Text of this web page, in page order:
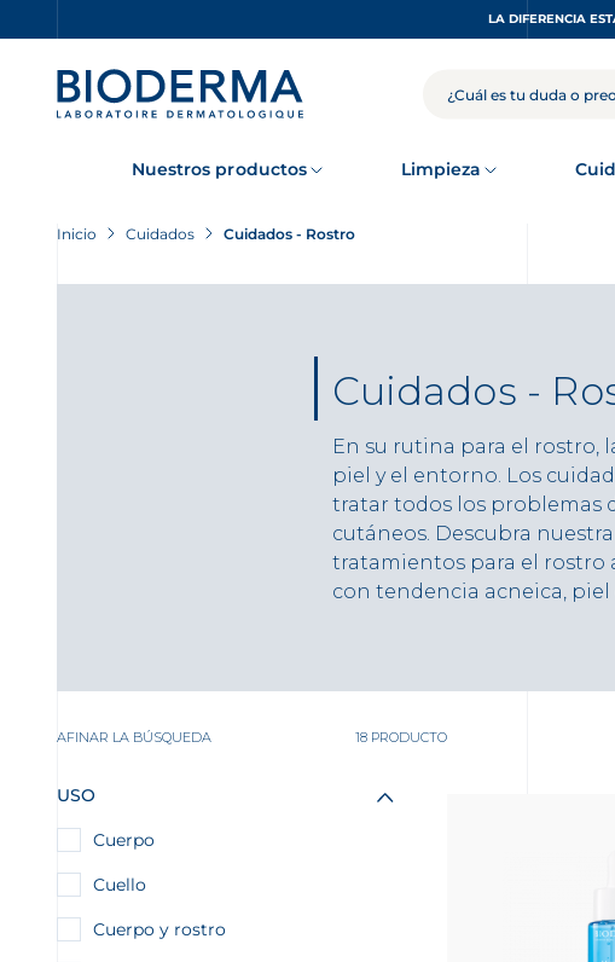
LA DIFERENCIA
BUSCAR
Nuestros productos Limpieza
Inicio Cuidados Cuidados - Rostro
Cuidados -
En su rutina para el rostro,
piel y el entorno. Los
tratar todos los problemas
cutáneos. Descubra
tratamientos para el rostro
con tendencia acneica,
AFINAR LA BÚSQUEDA 18 PRODUCTO
USO
Cuerpo
Cuello
Cuerpo y rostro